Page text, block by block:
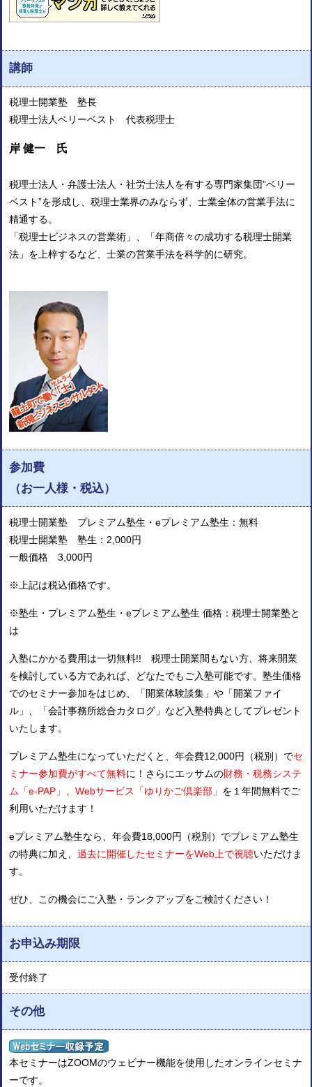
講師
税理士開業塾 塾長
税理士法人ベリーベスト 代表税理士
岸 健一 氏
税理士法人・弁護士法人・社労士法人を有する専門家集団”ベリー
ベスト”を形成し、税理士業界のみならず、士業全体の営業手法に
精通する。
「税理士ビジネスの営業術」、「年商倍々の成功する税理士開業
法」を上梓するなど、士業の営業手法を科学的に研究。
参加費
（お一人様・税込）
税理士開業塾 プレミアム塾生・eプレミアム塾生：無料
税理士開業塾 塾生：2,000円
一般価格 3,000円
※上記は税込価格です。
※塾生・プレミアム塾生・eプレミアム塾生 価格：税理士開業塾と
は
入塾にかかる費用は一切無料!! 税理士開業間もない方、将来開業
を検討している方であれば、どなたでもご入塾可能です。塾生価格
でのセミナー参加をはじめ、「開業体験談集」や「開業ファイ
ル」、「会計事務所総合カタログ」など入塾特典としてプレゼント
いたします。
プレミアム塾生になっていただくと、年会費12,000円（税別）でセ
ミナー参加費がすべて無料に！さらにエッサムの財務・税務システ
ム「e-PAP」、Webサービス「ゆりかご倶楽部」 を１年間無料でご
利用いただけます！
eプレミアム塾生なら、年会費18,000円（税別）でプレミアム塾生
の特典に加え、 過去に開催したセミナーをWeb上で視聴いただけま
す。
ぜひ、この機会にご入塾・ランクアップをご検討ください！
お申込み期限
受付終了
その他
本セミナーはZOOMのウェビナー機能を使用したオンラインセミナ
ーです。